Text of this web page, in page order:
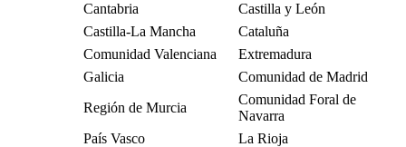
Cantabria
Castilla y León
Castilla-La Mancha
Cataluña
Comunidad Valenciana
Extremadura
Galicia
Comunidad de Madrid
Región de Murcia
Comunidad Foral de
Navarra
País Vasco
La Rioja